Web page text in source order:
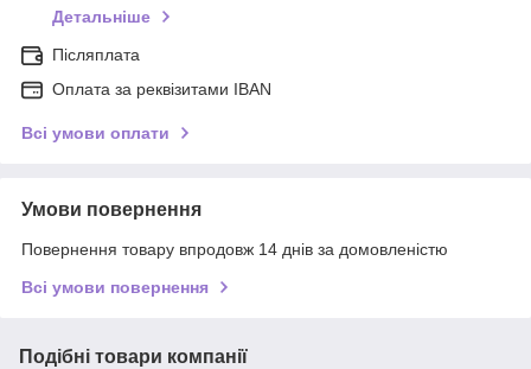
Детальніше
Післяплата
Оплата за реквізитами IBAN
Всі умови оплати
Умови повернення
Повернення товару впродовж 14 днів за домовленістю
Всі умови повернення
Подібні товари компанії